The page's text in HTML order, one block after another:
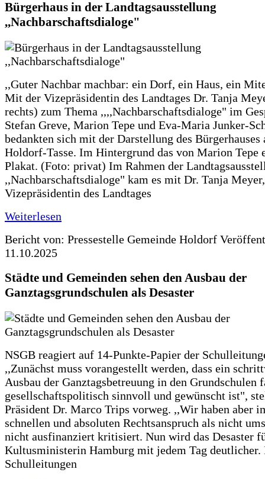
Bürgerhaus in der Landtagsausstellung
,,Nachbarschaftsdialoge"
,,Guter Nachbar machbar: ein Dorf, ein Haus, ein
Mit der Vizepräsidentin des Landtages Dr. Tanja
rechts) zum Thema ,,,,Nachbarschaftsdialoge" im
Stefan Greve, Marion Tepe und Eva-Maria Junker-
bedankten sich mit der Darstellung des Bürgerhauses
Holdorf-Tasse. Im Hintergrund das von Marion Tepe
Plakat. (Foto: privat) Im Rahmen der
,,Nachbarschaftsdialoge" kam es mit Dr. Tanja Meyer,
Vizepräsidentin des Landtages
Weiterlesen
Bericht von: Pressestelle Gemeinde Holdorf
11.10.2025
Städte und Gemeinden sehen den Ausbau der
Ganztagsgrundschulen als Desaster
NSGB reagiert auf 14-Punkte-Papier der
,,Zunächst muss vorangestellt werden, dass ein
Ausbau der Ganztagsbetreuung in den Grundschulen
gesellschaftspolitisch sinnvoll und gewünscht ist",
Präsident Dr. Marco Trips vorweg. ,,Wir haben aber
schnellen und absoluten Rechtsanspruch als nicht
nicht ausfinanziert kritisiert. Nun wird das Desaster
Kultusministerin Hamburg mit jedem Tag deutlicher.
Schulleitungen